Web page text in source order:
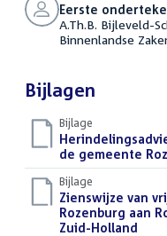
Eerste
A.Th.B. Bijleveld-
Binnenlandse
Bijlagen
Bijlage
Download
bestand:
de gemeente
Bijlage
Download
bestand:
Zienswijze van
Rozenburg aan
Zuid-Holland